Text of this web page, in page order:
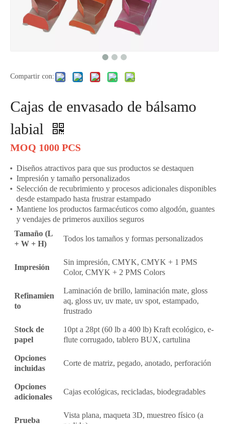
Compartir con:
Cajas de envasado de bálsamo
labial
MOQ 1000 PCS
Diseños atractivos para que sus productos se destaquen
Impresión y tamaño personalizados
Selección de recubrimiento y procesos adicionales disponibles
desde estampado hasta frustrar estampado
Mantiene los productos farmacéuticos como algodón, guantes
y vendajes de primeros auxilios seguros
Tamaño (L
+ W + H)
Todos los tamaños y formas personalizados
Impresión
Sin impresión, CMYK, CMYK + 1 PMS
Color, CMYK + 2 PMS Colors
Refinamien
to
Laminación de brillo, laminación mate, gloss
aq, gloss uv, uv mate, uv spot, estampado,
frustrado
Stock de
papel
10pt a 28pt (60 lb a 400 lb) Kraft ecológico, e-
flute corrugado, tablero BUX, cartulina
Opciones
incluidas
Corte de matriz, pegado, anotado, perforación
Opciones
adicionales
Cajas ecológicas, recicladas, biodegradables
Prueba
Vista plana, maqueta 3D, muestreo físico (a